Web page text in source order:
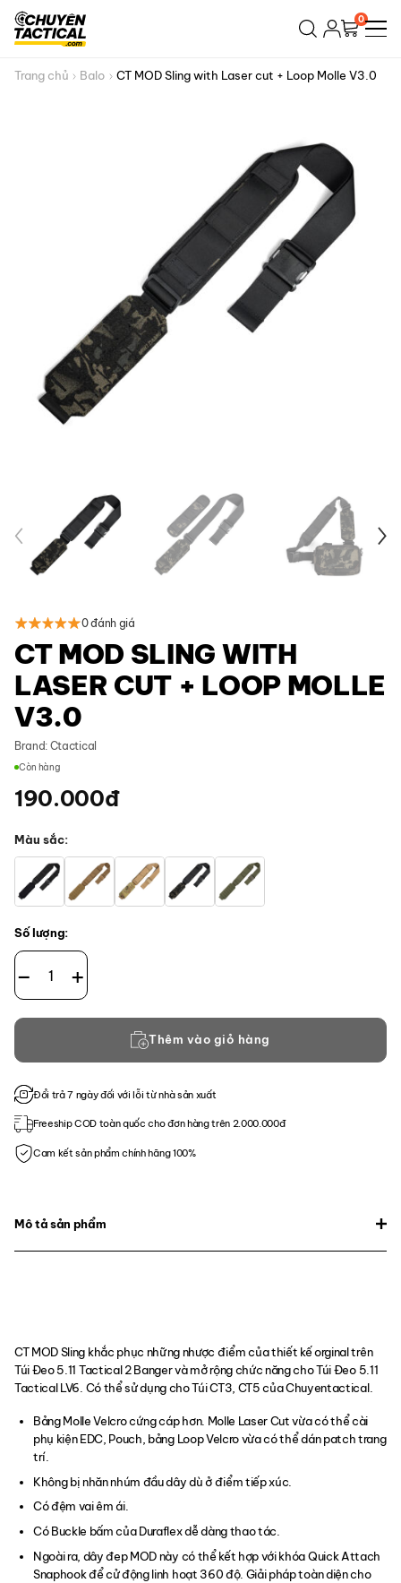
Bỏ
qua
dung
0
Trang chủ Balo CT MOD Sling with Laser cut + Loop Molle V3.0
0 đánh giá
CT MOD SLING WITH
LASER CUT + LOOP MOLLE
V3.0
Brand: Ctactical
Còn hàng
190.000đ
Màu sắc
Số lượng:
CT MOD Sling with Laser cut + Loop Molle V3.0 số lượng
Thêm vào giỏ hàng
Đổi trả 7 ngày đối với lỗi từ nhà sản xuất
Freeship COD toàn quốc cho đơn hàng trên 2.000.000đ
Cam kết sản phẩm chính hãng 100%
Mô tả sản phẩm
CT MOD Sling khắc phục những nhược điểm của thiết kế orginal trên
Túi Đeo 5.11 Tactical 2 Banger và mở rộng chức năng cho Túi Đeo 5.11
Tactical LV6. Có thể sử dụng cho Túi CT3, CT5 của Chuyentactical.
Bảng Molle Velcro cứng cáp hơn. Molle Laser Cut vừa có thể cài
phụ kiện EDC, Pouch, bảng Loop Velcro vừa có thể dán patch trang
trí.
Không bị nhăn nhúm đầu dây dù ở điểm tiếp xúc.
Có đệm vai êm ái.
Có Buckle bấm của Duraflex dễ dàng thao tác.
Ngoài ra, dây đep MOD này có thể kết hợp với khóa Quick Attach
Snaphook để cử động linh hoạt 360 độ. Giải pháp toàn diện cho